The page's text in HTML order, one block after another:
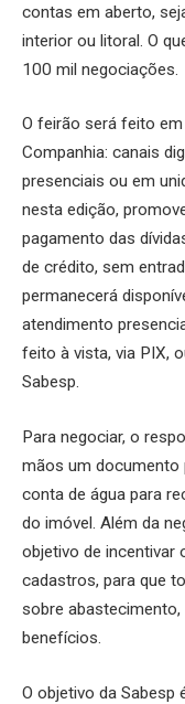
contas em aberto,
interior ou litoral. O
100 mil negociações.
O feirão será feito
Companhia: canais
presenciais ou em
nesta edição,
pagamento das
de crédito, sem
permanecerá
atendimento
feito à vista, via PIX,
Sabesp.
Para negociar, o
mãos um documento
conta de água para
do imóvel. Além da
objetivo de incentivar
cadastros, para que
sobre
benefícios.
O objetivo da Sabesp